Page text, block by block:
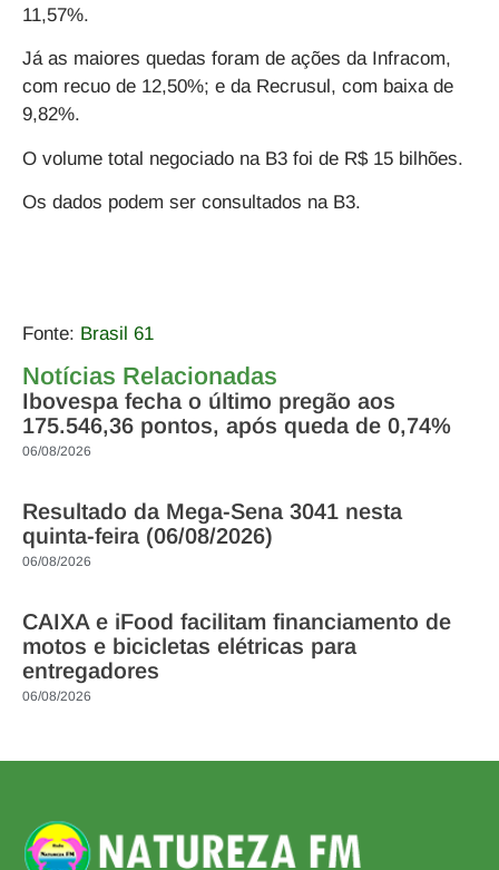
11,57%.
Já as maiores quedas foram de ações da Infracom,
com recuo de 12,50%; e da Recrusul, com baixa de
9,82%.
O volume total negociado na B3 foi de R$ 15 bilhões.
Os dados podem ser consultados na B3.
Fonte: Brasil 61
Notícias Relacionadas
Ibovespa fecha o último pregão aos
175.546,36 pontos, após queda de 0,74%
06/08/2026
Resultado da Mega-Sena 3041 nesta
quinta-feira (06/08/2026)
06/08/2026
CAIXA e iFood facilitam financiamento de
motos e bicicletas elétricas para
entregadores
06/08/2026